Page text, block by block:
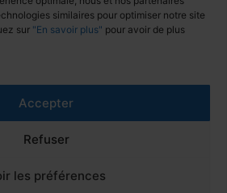
similaires pour optimiser notre site
sur "En savoir plus" pour avoir de plus
Accepter
Refuser
les préférences
de confidentialité (RGPD)